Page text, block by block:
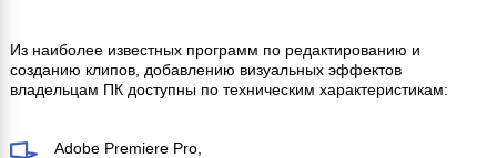
Из наиболее известных программ по редактированию и
созданию клипов, добавлению визуальных эффектов
владельцам ПК доступны по техническим характеристикам:
Adobe Premiere Pro,